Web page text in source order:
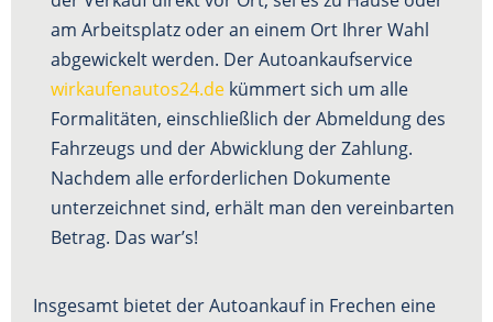
am Arbeitsplatz oder an einem Ort Ihrer Wahl
abgewickelt werden. Der Autoankaufservice
wirkaufenautos24.de kümmert sich um alle
Formalitäten, einschließlich der Abmeldung des
Fahrzeugs und der Abwicklung der Zahlung.
Nachdem alle erforderlichen Dokumente
unterzeichnet sind, erhält man den vereinbarten
Betrag. Das war’s!
Insgesamt bietet der Autoankauf in Frechen eine